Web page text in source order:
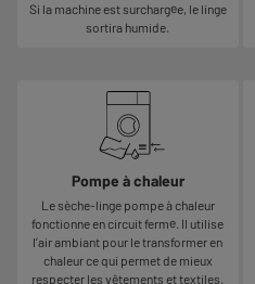
Si la machine est surchargée, le linge
sortira humide.
Pompe à chaleur
Le sèche-linge pompe à chaleur
fonctionne en circuit fermé. Il utilise
l’air ambiant pour le transformer en
chaleur ce qui permet de mieux
respecter les vêtements et textiles.